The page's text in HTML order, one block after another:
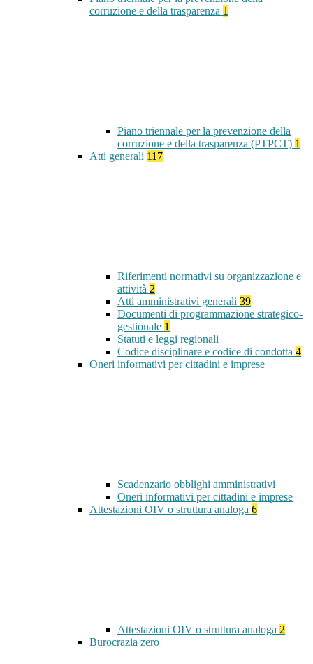
corruzione e della trasparenza 1
Piano triennale per la prevenzione della
corruzione e della trasparenza (PTPCT) 1
Atti generali 117
Riferimenti normativi su organizzazione e
attività 2
Atti amministrativi generali 39
Documenti di programmazione strategico-
gestionale 1
Statuti e leggi regionali
Codice disciplinare e codice di condotta 4
Oneri informativi per cittadini e imprese
Scadenzario obblighi amministrativi
Oneri informativi per cittadini e imprese
Attestazioni OIV o struttura analoga 6
Attestazioni OIV o struttura analoga 2
Burocrazia zero